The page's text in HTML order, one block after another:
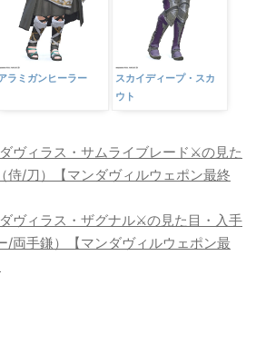
ラミガンヒーラー
スカイディープ・スカ
ウト
ダヴィラス・サムライブレード⚔️の見た
侍/刀）【マンダヴィルウェポン最終
ダヴィラス・ザグナル⚔️の見た目・入手
/両手鎌）【マンダヴィルウェポン最